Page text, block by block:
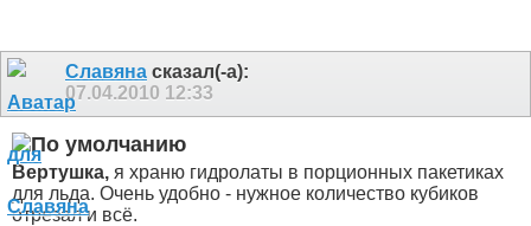
Славяна сказал(-а):
07.04.2010 12:33
Вертушка, я храню гидролаты в порционных пакетиках
для льда. Очень удобно - нужное количество кубиков
отрезал и всё.